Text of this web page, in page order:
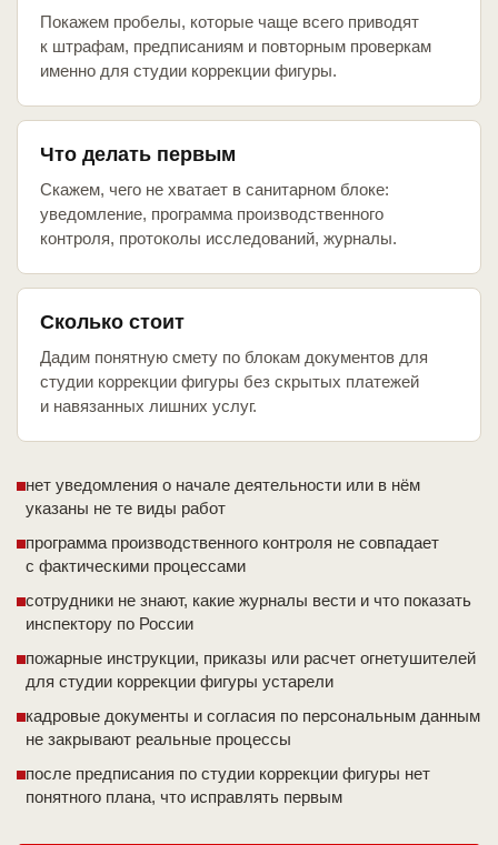
Покажем пробелы, которые чаще всего приводят
к штрафам, предписаниям и повторным проверкам
именно для студии коррекции фигуры.
Что делать первым
Скажем, чего не хватает в санитарном блоке:
уведомление, программа производственного
контроля, протоколы исследований, журналы.
Сколько стоит
Дадим понятную смету по блокам документов для
студии коррекции фигуры без скрытых платежей
и навязанных лишних услуг.
нет уведомления о начале деятельности или в нём
указаны не те виды работ
программа производственного контроля не совпадает
с фактическими процессами
сотрудники не знают, какие журналы вести и что показать
инспектору по России
пожарные инструкции, приказы или расчет огнетушителей
для студии коррекции фигуры устарели
кадровые документы и согласия по персональным данным
не закрывают реальные процессы
после предписания по студии коррекции фигуры нет
понятного плана, что исправлять первым